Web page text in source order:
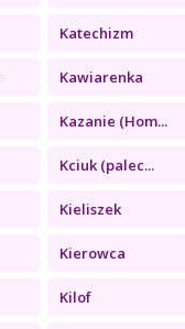
Katechizm
Kawiarenka
Kazanie (Hom...
Kciuk (palec...
Kieliszek
Kierowca
Kilof